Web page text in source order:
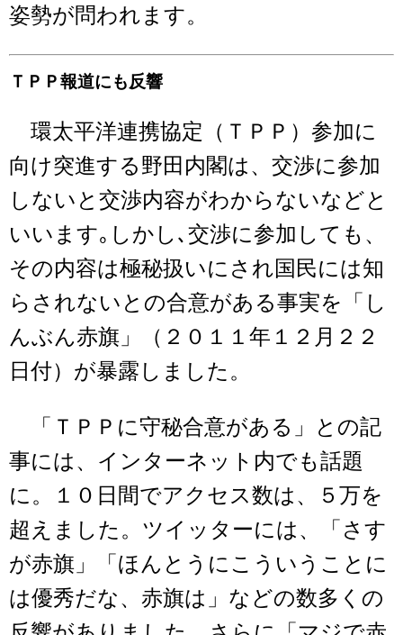
姿勢が問われます。
ＴＰＰ報道にも反響
環太平洋連携協定（ＴＰＰ）参加に
向け突進する野田内閣は、交渉に参加
しないと交渉内容がわからないなどと
いいます｡しかし､交渉に参加しても、
その内容は極秘扱いにされ国民には知
らされないとの合意がある事実を「し
んぶん赤旗」（２０１１年１２月２２
日付）が暴露しました。
「ＴＰＰに守秘合意がある」との記
事には、インターネット内でも話題
に。１０日間でアクセス数は、５万を
超えました。ツイッターには、「さす
が赤旗」「ほんとうにこういうことに
は優秀だな、赤旗は」などの数多くの